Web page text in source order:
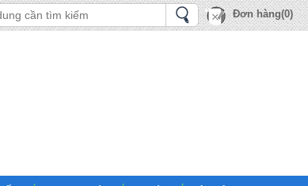
Đơn hàng(0)